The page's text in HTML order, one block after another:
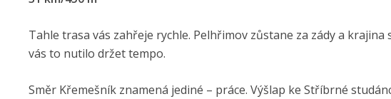
Tahle trasa vás zahřeje rychle. Pelhřimov zůstane za zády a
vás to nutilo držet tempo.
Směr Křemešník znamená jediné – práce. Výšlap ke Stříbrné